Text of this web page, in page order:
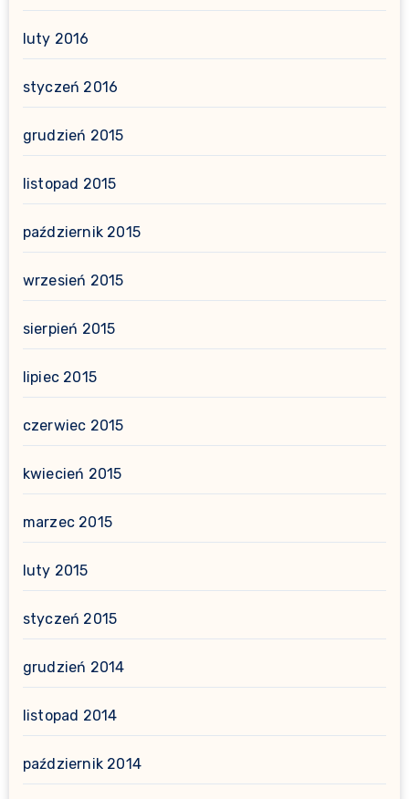
luty 2016
styczeń 2016
grudzień 2015
listopad 2015
październik 2015
wrzesień 2015
sierpień 2015
lipiec 2015
czerwiec 2015
kwiecień 2015
marzec 2015
luty 2015
styczeń 2015
grudzień 2014
listopad 2014
październik 2014